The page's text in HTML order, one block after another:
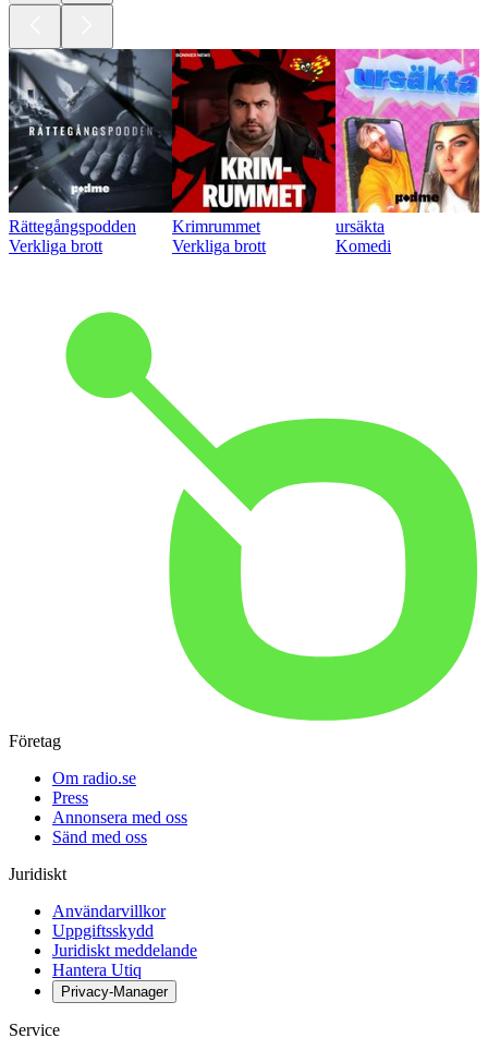
Rättegångspodden
Verkliga brott
Krimrummet
Verkliga brott
ursäkta
Komedi
Företag
Om radio.se
Press
Annonsera med oss
Sänd med oss
Juridiskt
Användarvillkor
Uppgiftsskydd
Juridiskt meddelande
Hantera Utiq
Privacy-Manager
Service